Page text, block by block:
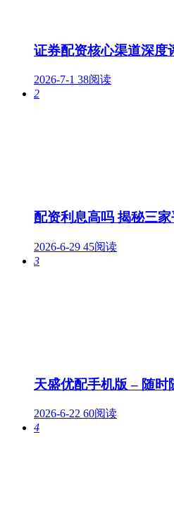
证券配资核心渠道深度
2026-7-1 38阅读
2
配资利息高吗 揭秘三
2026-6-29 45阅读
3
天盛优配手机版 – 随时
2026-6-22 60阅读
4